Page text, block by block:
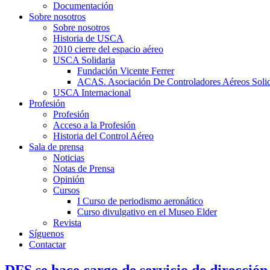
Documentación
Sobre nosotros
Sobre nosotros
Historia de USCA
2010 cierre del espacio aéreo
USCA Solidaria
Fundación Vicente Ferrer
ACAS. Asociación De Controladores Aéreos
USCA Internacional
Profesión
Profesión
Acceso a la Profesión
Historia del Control Aéreo
Sala de prensa
Noticias
Notas de Prensa
Opinión
Cursos
I Curso de periodismo aeronático
Curso divulgativo en el Museo Elder
Revista
Síguenos
Contactar